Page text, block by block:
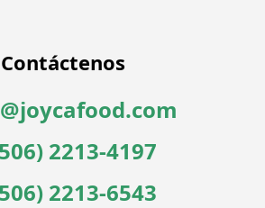
Contáctenos
2213-4197
2213-6543